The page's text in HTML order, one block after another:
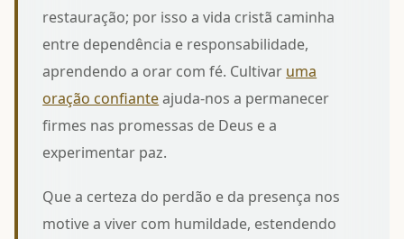
restauração; por isso a vida cristã caminha
entre dependência e responsabilidade,
aprendendo a orar com fé. Cultivar uma
oração confianteajuda-nos a permanecer
firmes nas promessas de Deus e a
experimentar paz.
Que a certeza do perdão e da presença nos
motive a viver com humildade, estendendo